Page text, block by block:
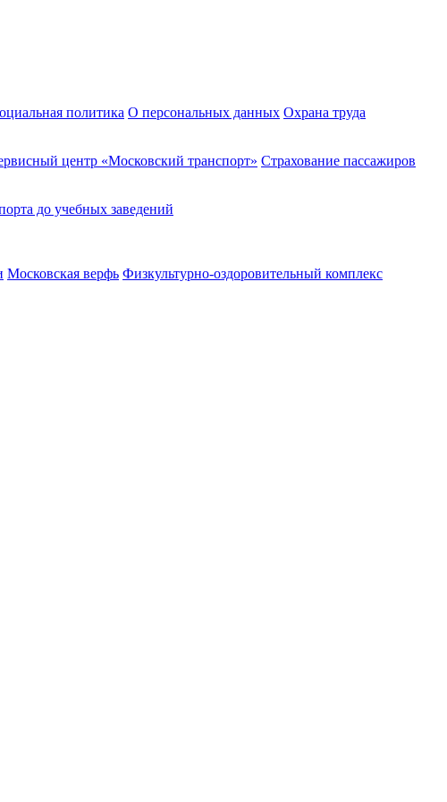
политика О персональных данных Охрана труда
центр «Московский транспорт» Страхование пассажиров
до учебных заведений
Московская верфь Физкультурно-оздоровительный комплекс